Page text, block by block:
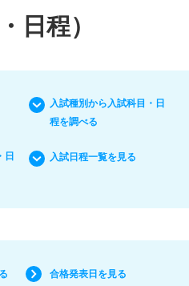
日程）
入試種別から入試科目・日
程を調べる
日
入試日程一覧を見る
合格発表日を見る